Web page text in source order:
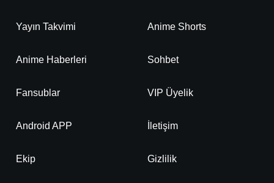
Yayın Takvimi Anime Shorts
Anime Haberleri Sohbet
Fansublar VIP Üyelik
Android APP İletişim
Ekip Gizlilik